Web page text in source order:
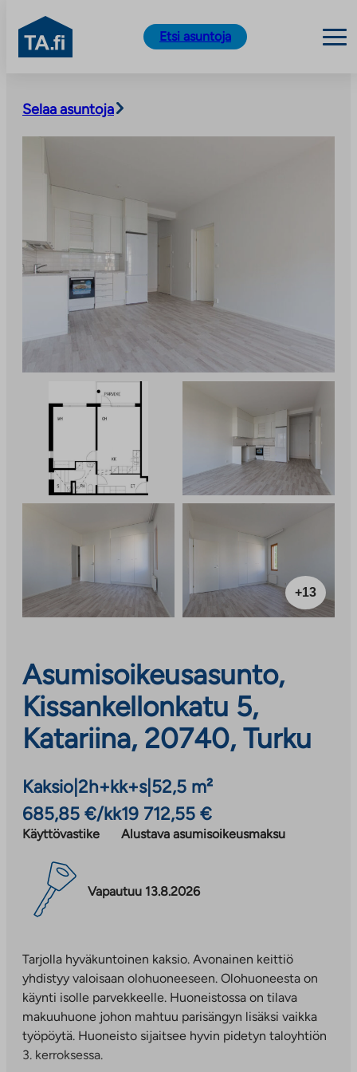
sisältöön
TA.fi
Etsi asuntoja
Selaa asuntoja
+13
Asumisoikeusasunto,
Kissankellonkatu 5,
Katariina, 20740, Turku
Kaksio 2h+kk+s| 52,5 m²
685,85 €/kk
Käyttövastike
19 712,55 €
Alustava asumisoikeusmaksu
Vapautuu 13.8.2026
Tarjolla hyväkuntoinen kaksio. Avonainen keittiö
yhdistyy valoisaan olohuoneeseen. Olohuoneesta on
käynti isolle parvekkeelle. Huoneistossa on tilava
makuuhuone johon mahtuu parisängyn lisäksi vaikka
työpöytä. Huoneisto sijaitsee hyvin pidetyn taloyhtiön
3. kerroksessa.